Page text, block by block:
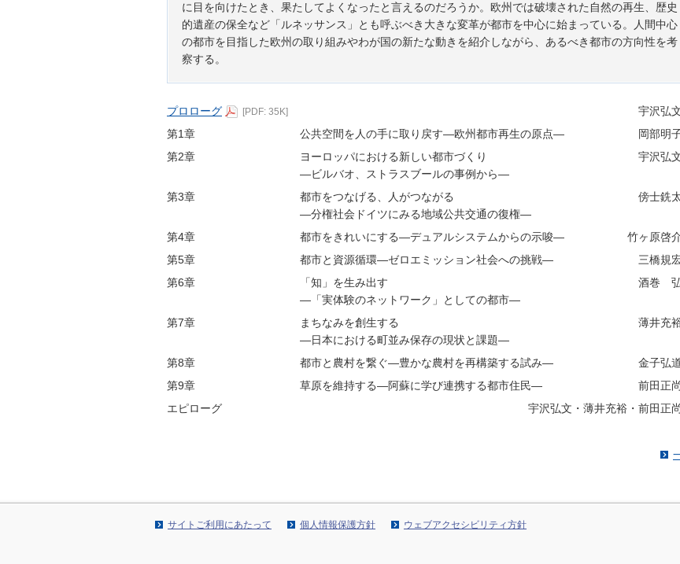
に目を向けたとき、果たしてよくなったと言えるのだろうか。欧州では破壊された自然の再生、歴史
的遺産の保全など「ルネッサンス」とも呼ぶべき大きな変革が都市を中心に始まっている。人間中心
の都市を目指した欧州の取り組みやわが国の新たな動きを紹介しながら、あるべき都市の方向性を考
察する。
プロローグ [PDF: 35K]
宇沢弘
第1章
公共空間を人の手に取り戻す―欧州都市再生の原点―
岡部明
第2章
ヨーロッパにおける新しい都市づくり
―ビルバオ、ストラスブールの事例から―
宇沢弘
第3章
都市をつなげる、人がつながる
―分権社会ドイツにみる地域公共交通の復権―
傍士銑
第4章 都市をきれいにする―デュアルシステムからの示唆―
竹ヶ原啓
第5章
都市と資源循環―ゼロエミッション社会への挑戦―
三橋規
第6章
「知」を生み出す
―「実体験のネットワーク」としての都市―
酒巻
第7章
まちなみを創生する
―日本における町並み保存の現状と課題―
薄井充
第8章 都市と農村を繋ぐ―豊かな農村を再構築する試み―
金子弘
第9章
草原を維持する―阿蘇に学び連携する都市住民―
前田正尚
エピローグ
宇沢弘文・薄井充裕・前田正尚
サイトご利用にあたって 個人情報保護方針 ウェブアクセシビリティ方針